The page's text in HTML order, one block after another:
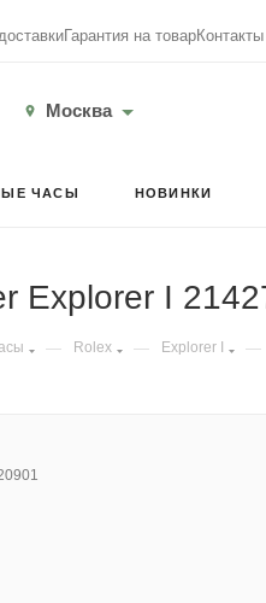
Гарантия на товарКонтакты
Москва
ЧАСЫ НОВИНКИ
Explorer I
— Rolex — Explorer I —